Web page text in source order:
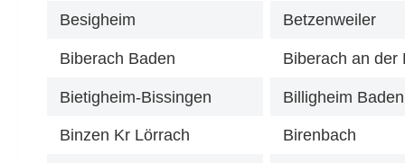
Besigheim Betzenweiler
Biberach Baden Biberach an der
Bietigheim-Bissingen Billigheim Baden
Binzen Kr Lörrach Birenbach